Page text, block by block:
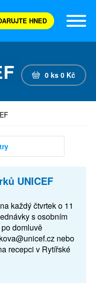
HNED
0 ks 0 Kč
UNICEF
každý čtvrtek o 11
s osobním
domluvě
nebo
recepci v Rytířské